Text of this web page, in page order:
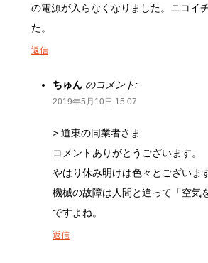
の電源が入らなくなりました。ニコイ
た。
返信
ちゅん のコメント:
2019年5月10日 15:07
> 道東の同業者さま
コメントありがとうございます。
やはり休み明けは色々とございま
機械の故障は人間と違って「空気
ですよね。
返信